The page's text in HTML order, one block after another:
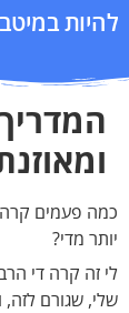
| עם רואי
שהגעתם
עד
ואיך "לסדר